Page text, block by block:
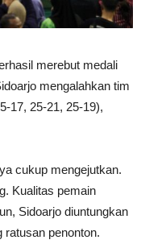
merebut medali
mengalahkan tim
17, 25-21, 25-19),
cukup mengejutkan.
Kualitas pemain
Sidoarjo diuntungkan
ratusan penonton.